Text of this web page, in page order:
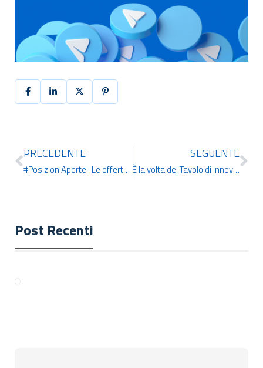
PRECEDENTE
#PosizioniAperte | Le offerte di lavoro più interessanti della settimana
SEGUENTE
È la volta del Tavolo di Innovazione Digitale di Carta Giovani Nazionale: c’era anche IDCERT
Post Recenti